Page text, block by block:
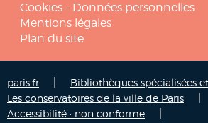
Cookies - Données personnelles
Mentions légales
Plan du site
paris.fr Bibliothèques spécialisées
Les conservatoires de la ville de Paris
Accessibilité : non conforme